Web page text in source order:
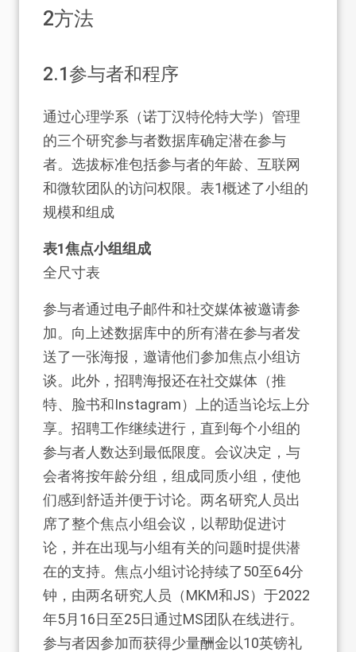
2方法
2.1参与者和程序
通过心理学系（诺丁汉特伦特大学）管理
的三个研究参与者数据库确定潜在参与
者。选拔标准包括参与者的年龄、互联网
和微软团队的访问权限。表1概述了小组的
规模和组成
表1焦点小组组成
全尺寸表
参与者通过电子邮件和社交媒体被邀请参
加。向上述数据库中的所有潜在参与者发
送了一张海报，邀请他们参加焦点小组访
谈。此外，招聘海报还在社交媒体（推
特、脸书和Instagram）上的适当论坛上分
享。招聘工作继续进行，直到每个小组的
参与者人数达到最低限度。会议决定，与
会者将按年龄分组，组成同质小组，使他
们感到舒适并便于讨论。两名研究人员出
席了整个焦点小组会议，以帮助促进讨
论，并在出现与小组有关的问题时提供潜
在的支持。焦点小组讨论持续了50至64分
钟，由两名研究人员（MKM和JS）于2022
年5月16日至25日通过MS团队在线进行。
参与者因参加而获得少量酬金以10英镑礼